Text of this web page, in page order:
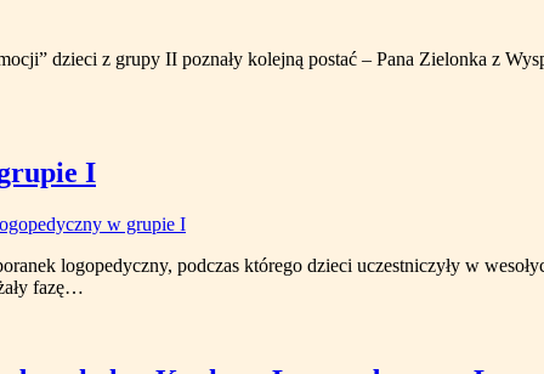
dzieci z grupy II poznały kolejną postać – Pana Zielonka z
I
logopedyczny, podczas którego dzieci uczestniczyły w
fazę…